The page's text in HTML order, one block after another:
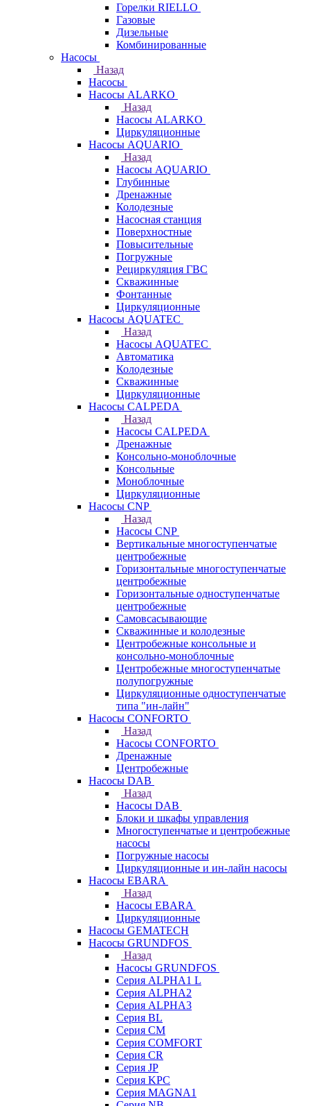
Горелки RIELLO
Газовые
Дизельные
Комбинированные
Насосы
Назад
Насосы
Насосы ALARKO
Назад
Насосы ALARKO
Циркуляционные
Насосы AQUARIO
Назад
Насосы AQUARIO
Глубинные
Дренажные
Колодезные
Насосная станция
Поверхностные
Повысительные
Погружные
Рециркуляция ГВС
Скважинные
Фонтанные
Циркуляционные
Насосы AQUATEC
Назад
Насосы AQUATEC
Автоматика
Колодезные
Скважинные
Циркуляционные
Насосы CALPEDA
Назад
Насосы CALPEDA
Дренажные
Консольно-моноблочные
Консольные
Моноблочные
Циркуляционные
Насосы CNP
Назад
Насосы CNP
Вертикальные многоступенчатые
центробежные
Горизонтальные многоступенчатые
центробежные
Горизонтальные одноступенчатые
центробежные
Самовсасывающие
Скважинные и колодезные
Центробежные консольные и
консольно-моноблочные
Центробежные многоступенчатые
полупогружные
Циркуляционные одноступенчатые
типа "ин-лайн"
Насосы CONFORTO
Назад
Насосы CONFORTO
Дренажные
Центробежные
Насосы DAB
Назад
Насосы DAB
Блоки и шкафы управления
Многоступенчатые и центробежные
насосы
Погружные насосы
Циркуляционные и ин-лайн насосы
Насосы EBARA
Назад
Насосы EBARA
Циркуляционные
Насосы GEMATECH
Насосы GRUNDFOS
Назад
Насосы GRUNDFOS
Серия ALPHA1 L
Серия ALPHA2
Серия ALPHA3
Серия BL
Серия CM
Серия COMFORT
Серия CR
Серия JP
Серия KPC
Серия MAGNA1